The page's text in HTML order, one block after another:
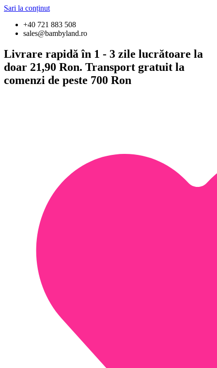
Sari la conținut
+40 721 883 508
sales@bambyland.ro
Livrare rapidă în 1 - 3 zile lucrătoare la
doar 21,90 Ron. Transport gratuit la
comenzi de peste 700 Ron